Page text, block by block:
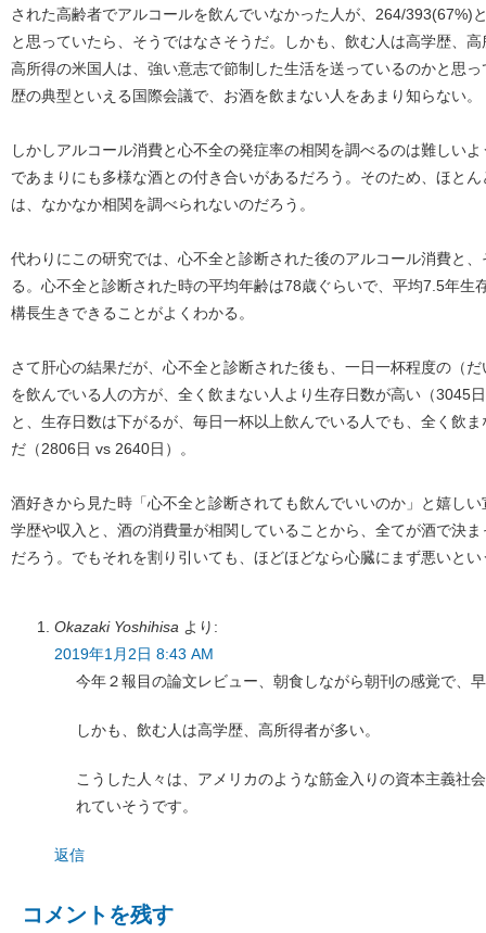
された高齢者でアルコールを飲んでいなかった人が、264/393(67%)
と思っていたら、そうではなさそうだ。しかも、飲む人は高学歴、
高所得の米国人は、強い意志で節制した生活を送っているのかと思
歴の典型といえる国際会議で、お酒を飲まない人をあまり知らない。
しかしアルコール消費と心不全の発症率の相関を調べるのは難しい
であまりにも多様な酒との付き合いがあるだろう。そのため、ほと
は、なかなか相関を調べられないのだろう。
代わりにこの研究では、心不全と診断された後のアルコール消費と
る。心不全と診断された時の平均年齢は78歳ぐらいで、平均7.5年生
構長生きできることがよくわかる。
さて肝心の結果だが、心不全と診断された後も、一日一杯程度の（
を飲んでいる人の方が、全く飲まない人より生存日数が高い（3045
と、生存日数は下がるが、毎日一杯以上飲んでいる人でも、全く飲
だ（2806日 vs 2640日）。
酒好きから見た時「心不全と診断されても飲んでいいのか」と嬉し
学歴や収入と、酒の消費量が相関していることから、全てが酒で決
だろう。でもそれを割り引いても、ほどほどなら心臓にまず悪いと
Okazaki Yoshihisa より:
2019年1月2日 8:43 AM
今年２報目の論文レビュー、朝食しながら朝刊の感覚で、
しかも、飲む人は高学歴、高所得者が多い。
こうした人々は、アメリカのような筋金入りの資本主義社
れていそうです。
返信
コメントを残す